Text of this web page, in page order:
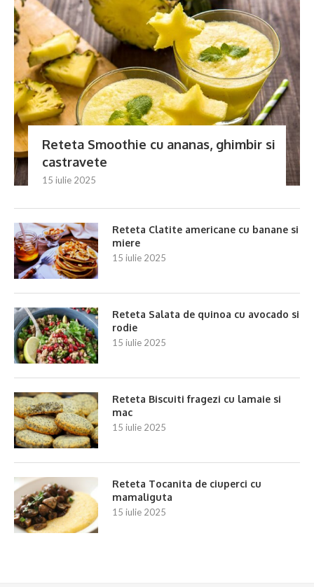
Reteta Smoothie cu ananas, ghimbir si
castravete
15 iulie 2025
Reteta Clatite americane cu banane si
miere
15 iulie 2025
Reteta Salata de quinoa cu avocado si
rodie
15 iulie 2025
Reteta Biscuiti fragezi cu lamaie si
mac
15 iulie 2025
Reteta Tocanita de ciuperci cu
mamaliguta
15 iulie 2025